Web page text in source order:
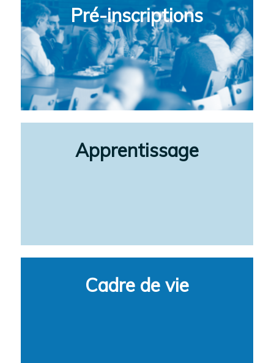
Pré-inscriptions
Apprentissage
Cadre de vie